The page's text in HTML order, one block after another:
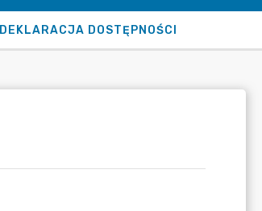
DEKLARACJA DOSTĘPNOŚCI